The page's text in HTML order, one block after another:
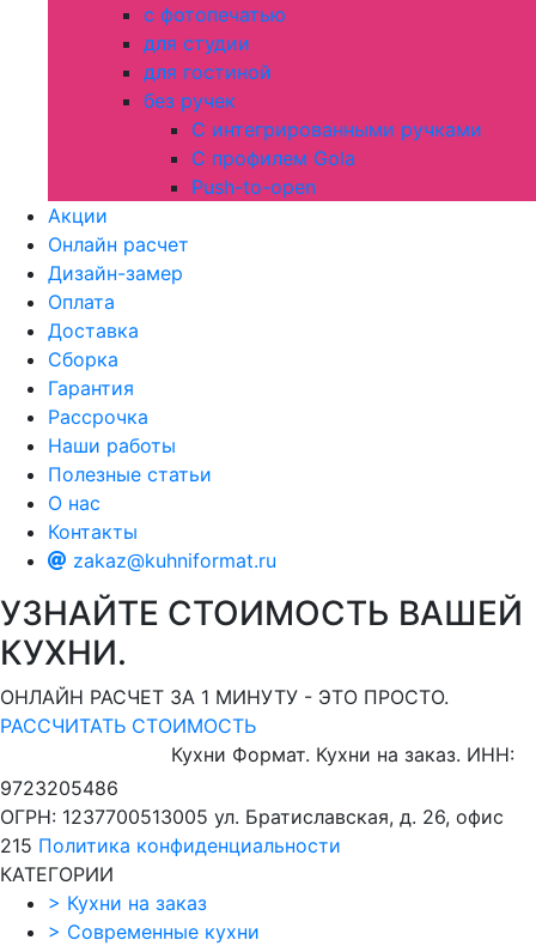
с фотопечатью
для студии
для гостиной
без ручек
С интегрированными ручками
С профилем Gola
Push-to-open
Акции
Онлайн расчет
Дизайн-замер
Оплата
Доставка
Сборка
Гарантия
Рассрочка
Наши работы
Полезные статьи
О нас
Контакты
zakaz@kuhniformat.ru
УЗНАЙТЕ СТОИМОСТЬ ВАШЕЙ
КУХНИ.
ОНЛАЙН РАСЧЕТ ЗА 1 МИНУТУ - ЭТО ПРОСТО.
РАССЧИТАТЬ СТОИМОСТЬ
Кухни Формат. Кухни на заказ. ИНН:
9723205486
ОГРН: 1237700513005 ул. Братиславская, д. 26, офис
215 Политика конфиденциальности
КАТЕГОРИИ
> Кухни на заказ
> Современные кухни